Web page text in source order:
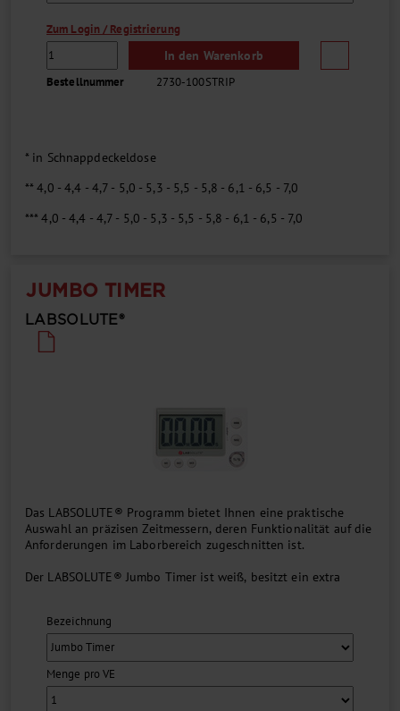
Zum Login / Registrierung
In den Warenkorb
Bestellnummer 2730-100STRIP
* in Schnappdeckeldose
** 4,0 - 4,4 - 4,7 - 5,0 - 5,3 - 5,5 - 5,8 - 6,1 - 6,5 - 7,0
*** 4,0 - 4,4 - 4,7 - 5,0 - 5,3 - 5,5 - 5,8 - 6,1 - 6,5 - 7,0
JUMBO TIMER
LABSOLUTE®
Das LABSOLUTE® Programm bietet Ihnen eine praktische
Auswahl an präzisen Zeitmessern, deren Funktionalität auf die
Anforderungen im Laborbereich zugeschnitten ist.
Der LABSOLUTE® Jumbo Timer ist weiß, besitzt ein extra
Start/Stop-Taste grün, nach Ablauf der Zeit signalisiert neben
dem akustischen Signal auch die rote Beleuchtung das Ende
des Countdowns....
Bezeichnung
Menge pro VE